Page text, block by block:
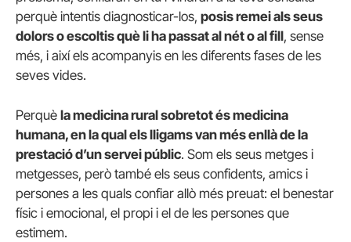
perquè intentis diagnosticar-los, posis remei als seus
dolors o escoltis què li ha passat al nét o al fill, sense
més, i així els acompanyis en les diferents fases de les
seves vides.
Perquè la medicina rural sobretot és medicina
humana, en la qual els lligams van més enllà de la
prestació d’un servei públic. Som els seus metges i
metgesses, però també els seus confidents, amics i
persones a les quals confiar allò més preuat: el benestar
físic i emocional, el propi i el de les persones que
estimem.